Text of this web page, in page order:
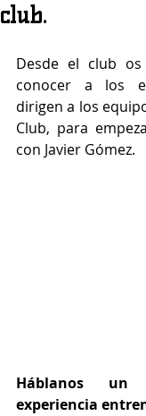
club.
Desde el club
conocer a los
dirigen a los
Club, para
con Javier Gómez.
Háblanos
experiencia